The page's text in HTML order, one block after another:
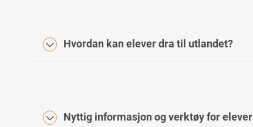
Hvordan kan elever dra til utlandet?
Nyttig informasjon og verktøy for elever